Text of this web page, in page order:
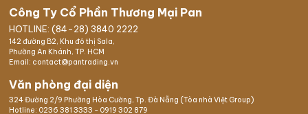
Công Ty Cổ Phần Thương Mại Pan
HOTLINE: (84-28) 3840 2222
142 đường B2, Khu đô thị Sala,
Phường An Khánh, TP. HCM
Email: contact@pantrading.vn
Văn phòng đại diện
324 Đường 2/9 Phường Hòa Cường, Tp. Đà Nẵng (Tòa nhà Việt Group)
Hotline: 0236 381 3333 - 0919 302 879